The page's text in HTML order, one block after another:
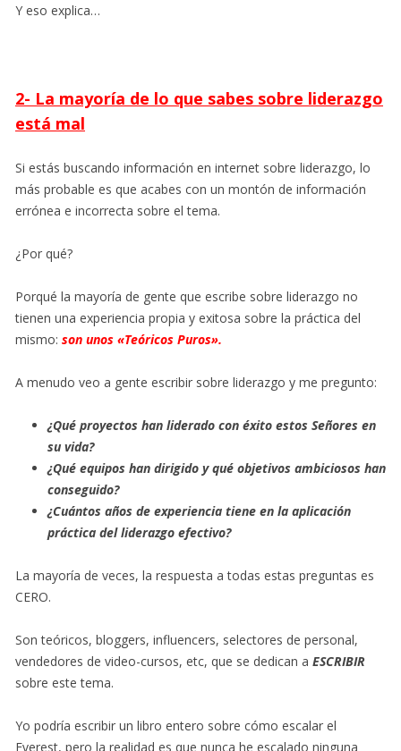
Y eso explica…
2- La mayoría de lo que sabes sobre liderazgo
está mal
Si estás buscando información en internet sobre liderazgo, lo
más probable es que acabes con un montón de información
errónea e incorrecta sobre el tema.
¿Por qué?
Porqué la mayoría de gente que escribe sobre liderazgo no
tienen una experiencia propia y exitosa sobre la práctica del
mismo: son unos «Teóricos Puros».
A menudo veo a gente escribir sobre liderazgo y me pregunto:
¿Qué proyectos han liderado con éxito estos Señores en
su vida?
¿Qué equipos han dirigido y qué objetivos ambiciosos han
conseguido?
¿Cuántos años de experiencia tiene en la aplicación
práctica del liderazgo efectivo?
La mayoría de veces, la respuesta a todas estas preguntas es
CERO.
Son teóricos, bloggers, influencers, selectores de personal,
vendedores de video-cursos, etc, que se dedican a ESCRIBIR
sobre este tema.
Yo podría escribir un libro entero sobre cómo escalar el
Everest, pero la realidad es que nunca he escalado ninguna